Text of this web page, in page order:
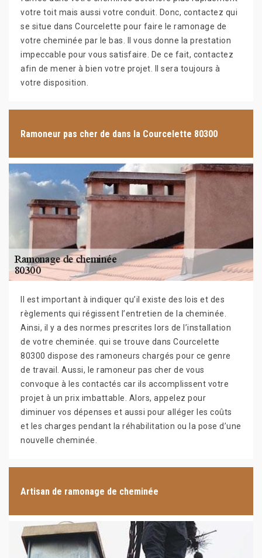
votre toit mais aussi votre conduit. Donc, contactez qui
se situe dans Courcelette pour faire le ramonage de
votre cheminée par le bas. Il vous donne la prestation
impeccable pour vous satisfaire. De ce fait, contactez
afin de mener à bien votre projet. Il sera toujours à
votre disposition.
Ramoneur pas cher de dans la Courcelette 80300
Il est important à indiquer qu’il existe des lois et des
règlements qui régissent l’entretien de la cheminée.
Ainsi, il y a des normes prescrites lors de l’installation
de votre cheminée. qui se trouve dans Courcelette
80300 dispose des ramoneurs chargés pour ce genre
de travail. Aussi, le ramoneur pas cher de vous
convoque à les contactés car ils accomplissent votre
projet à un prix imbattable. Alors, appelez pour
diminuer vos dépenses et aussi pour alléger les coûts
et les charges pendant la réhabilitation ou la pose d’une
nouvelle cheminée.
Artisan de ramonage de cheminée